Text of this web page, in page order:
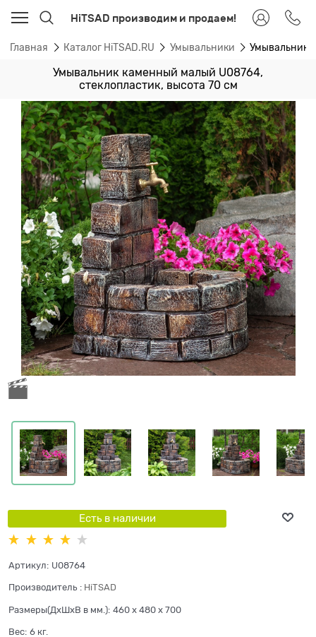
HiTSAD производим и продаем!
Главная Каталог HiTSAD.RU Умывальники Умывальник
Умывальник каменный малый U08764,
стеклопластик, высота 70 см
Есть в наличии
Артикул: U08764
Производитель : HiTSAD
Размеры(ДхШхВ в мм.): 460 x 480 x 700
Вес: 6 кг.